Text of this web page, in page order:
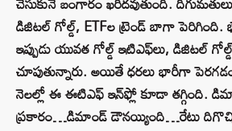
డిజిటల్ గోల్డ్, ETFల ట్రెండ్ బాగా
ఇప్పుడు యువత గోల్డ్ ఇటిఎఫ్‌లు, డిజిటల్
చూపుతున్నారు. అయితే ధరలు భారీగా
నెలల్లో ఈ ఈటిఎఫ్ ఇన్‌ఫ్లో కూడా తగ్గింది.
ప్రకారం…డిమాండ్ డౌనయ్యింది…రేటు